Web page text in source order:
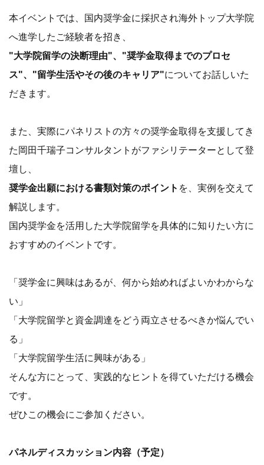
本イベントでは、国内奨学金に採択され海外トップ大学院
へ進学したご経験者を招き、
"大学院留学の決断理由"、"奨学金取得までのプロセ
ス"、"留学生活やその後のキャリア"についてお話しいた
だきます。
また、実際にパネリストの方々の奨学金取得を支援してき
た岡田千瑞子コンサルタントがファシリテーターとして登
壇し、
奨学金出願における書類対策のポイント を、実例を交えて
解説します。
国内奨学金を活用した大学院留学を具体的に知りたい方に
おすすめのイベントです。
「奨学金に興味はあるが、何から始めればよいかわからな
い」
「大学院留学と資金調達をどう両立させるべきか悩んでい
る」
「大学院留学生活に興味がある」
そんな方にとって、実践的なヒントを得ていただける機会
です。
ぜひこの機会にご参加ください。
パネルディスカッション内容（予定）